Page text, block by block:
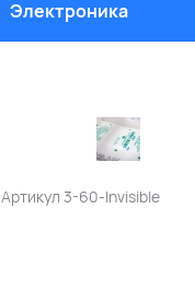
Электроника
Артикул 3-60-Invisible